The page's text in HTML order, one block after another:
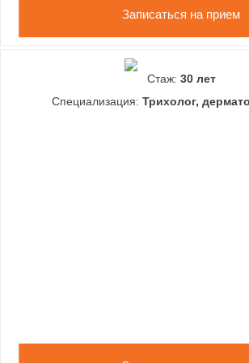
Записаться на прием
Стаж: 30 лет
Специализация: Трихолог,